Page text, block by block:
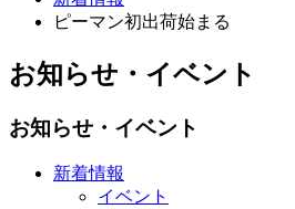
ピーマン初出荷始まる
お知らせ・イベント
お知らせ・イベント
新着情報
イベント